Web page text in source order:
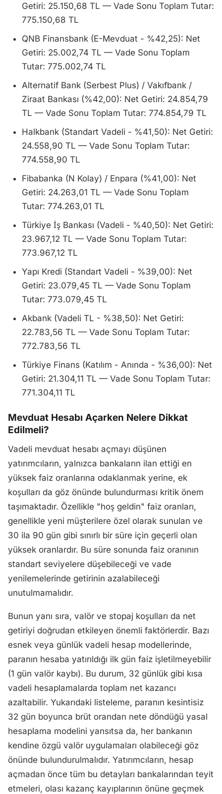
Getiri: 25.150,68 TL — Vade Sonu Toplam Tutar:
775.150,68 TL
QNB Finansbank (E-Mevduat - %42,25): Net
Getiri: 25.002,74 TL — Vade Sonu Toplam
Tutar: 775.002,74 TL
Alternatif Bank (Serbest Plus) / Vakıfbank /
Ziraat Bankası (%42,00): Net Getiri: 24.854,79
TL — Vade Sonu Toplam Tutar: 774.854,79 TL
Halkbank (Standart Vadeli - %41,50): Net Getiri:
24.558,90 TL — Vade Sonu Toplam Tutar:
774.558,90 TL
Fibabanka (N Kolay) / Enpara (%41,00): Net
Getiri: 24.263,01 TL — Vade Sonu Toplam
Tutar: 774.263,01 TL
Türkiye İş Bankası (Vadeli - %40,50): Net Getiri:
23.967,12 TL — Vade Sonu Toplam Tutar:
773.967,12 TL
Yapı Kredi (Standart Vadeli - %39,00): Net
Getiri: 23.079,45 TL — Vade Sonu Toplam
Tutar: 773.079,45 TL
Akbank (Vadeli TL - %38,50): Net Getiri:
22.783,56 TL — Vade Sonu Toplam Tutar:
772.783,56 TL
Türkiye Finans (Katılım - Anında - %36,00): Net
Getiri: 21.304,11 TL — Vade Sonu Toplam Tutar:
771.304,11 TL
Mevduat Hesabı Açarken Nelere Dikkat
Edilmeli?
Vadeli mevduat hesabı açmayı düşünen
yatırımcıların, yalnızca bankaların ilan ettiği en
yüksek faiz oranlarına odaklanmak yerine, ek
koşulları da göz önünde bulundurması kritik önem
taşımaktadır. Özellikle "hoş geldin" faiz oranları,
genellikle yeni müşterilere özel olarak sunulan ve
30 ila 90 gün gibi sınırlı bir süre için geçerli olan
yüksek oranlardır. Bu süre sonunda faiz oranının
standart seviyelere düşebileceği ve vade
yenilemelerinde getirinin azalabileceği
unutulmamalıdır.
Bunun yanı sıra, valör ve stopaj koşulları da net
getiriyi doğrudan etkileyen önemli faktörlerdir. Bazı
esnek veya günlük vadeli hesap modellerinde,
paranın hesaba yatırıldığı ilk gün faiz işletilmeyebilir
(1 gün valör kaybı). Bu durum, 32 günlük gibi kısa
vadeli hesaplamalarda toplam net kazancı
azaltabilir. Yukarıdaki listeleme, paranın kesintisiz
32 gün boyunca brüt orandan nete döndüğü yasal
hesaplama modelini yansıtsa da, her bankanın
kendine özgü valör uygulamaları olabileceği göz
önünde bulundurulmalıdır. Yatırımcıların, hesap
açmadan önce tüm bu detayları bankalarından teyit
etmeleri, olası kazanç kayıplarının önüne geçmek